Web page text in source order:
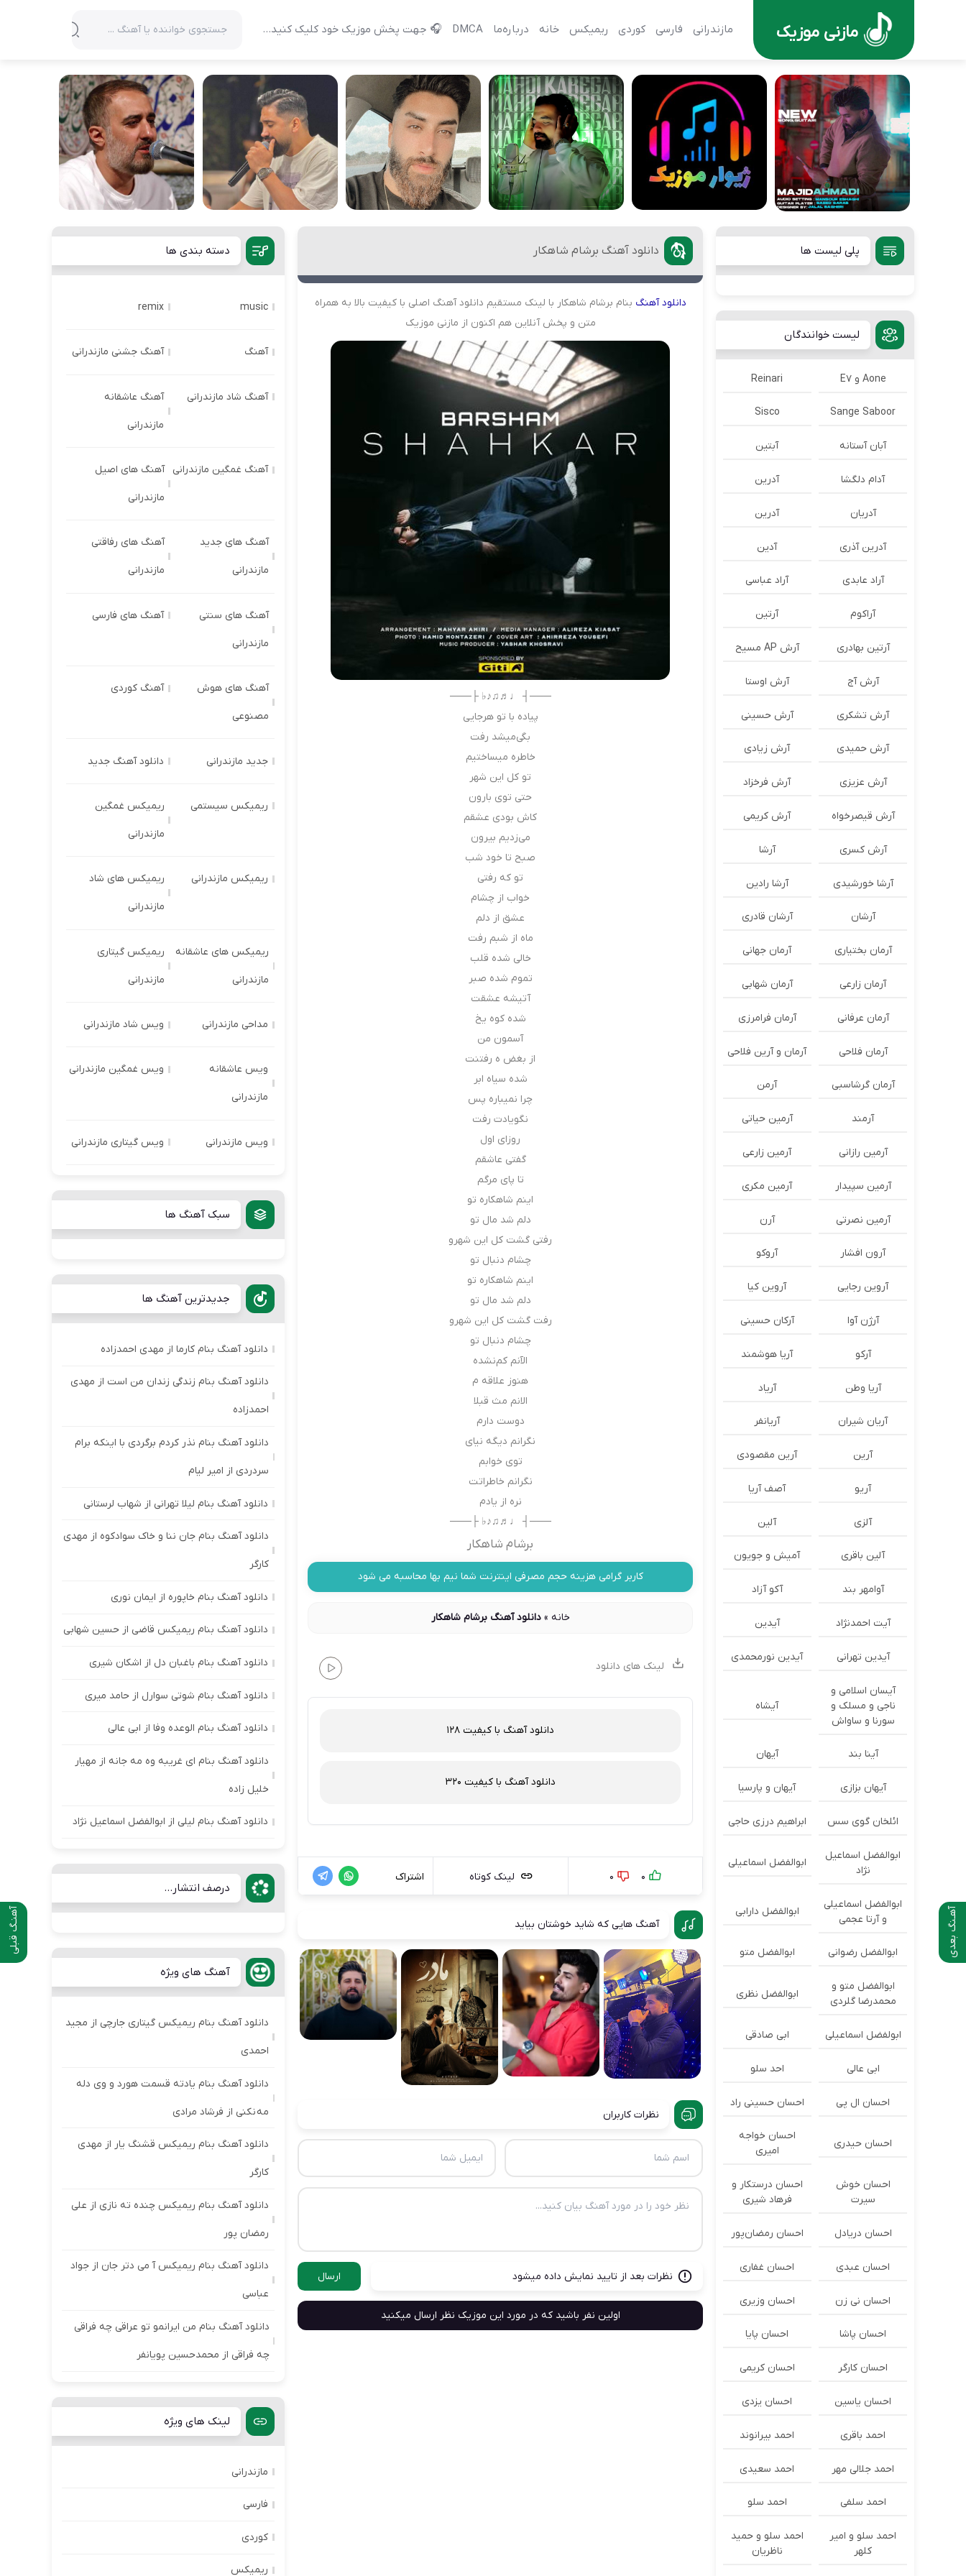
مازنی موزیک مازندرانی فارسی کوردی ریمیکس خانه درباره‌‌ما DMCA 🎧 جهت پخش موزیک خود کلیک کنید…
آهنـگ قبلی آهـنگ بعدی
دانلود آهنگ برشام شاهکار
دانلودآهنگ بنام برشام شاهکار با لینک مستقیم دانلود آهنگ اصلی با کیفیت بالا به همراه
متن و پخش آنلاین هم اکنون از مازنی موزیک
───┤ ♩♬♫♪♭ ├───
پیاده با تو هرجایی
بگی‌میشد رفت
خاطره ميساختيم
تو کل این شهر
حتی توی بارون
كاش بودى عشقم
می‌زدیم بیرون
صبح تا خود شب
تو که رفتی
خواب از چشام
عشق از دلم‌
ماه از شبم رفت
خالی شده قلب
تموم شده صبر
آتیشه عشقت
شده کوه یخ
آسمون من
از بغض ه رفتنت
شده سیاه ابر
چرا نمیباره پس
نگو‌یادت رفت
روزای اول
گفتی عاشقم
تا پای مرگم
اینم شاهکاره تو
دلم شد مال تو
رفتی گشت کل این شهرو
چشام دنبال تو
اینم شاهکاره تو
دلم شد مال تو
رفت گشت کل این شهرو
چشام دنبال تو
الآنم کم‌نشده
هنوز علاقه م
الانم مث قبلا
دوست دارم
نگرانم دیگه نیای
توی خوابم
نگرانم خاطراتت
نره از یادم
───┤ ♩♬♫♪♭ ├───
برشام شاهکار
کاربر گرامی هزینه حجم مصرفی اینترنت شما نیم بها محاسبه می شود
خانه »دانلود آهنگ برشام شاهکار
لینک های دانلود
دانلود آهنگ با کیفیت 128
دانلود آهنگ با کیفیت 320
0
0 لینک کوتاه اشتراک
آهنگ هایی که شاید خوشتان بیاید
نظرات کاربران
نظرات بعد از تایید نمایش داده میشود ارسال
اولین نفر باشید که در مورد این موزیک نظر ارسال میکنید
پلی لیست ها
لیست خوانندگان
Aone و E7 Reinari
Sange Saboor
Sisco
آبان آستانه آبتین
آدام دلگشا آدرين
آدریان آدرین
آدرین آذری آدین
آراد عابدی آراد عباسی
آراکوم آرتین
آرتین بهادری آرش AP مسیح
آرش آج آرش اوستا
آرش تشکری آرش حسینی
آرش حمیدی آرش زیادی
آرش عزیزی آرش فرخزاد
آرش قیصرخواه آرش کریمی
آرش کسری آرشا
آرشا خورشیدی آرشا رادین
آرشان آرشان قادری
آرمان بختیاری آرمان جهانی
آرمان زارعی آرمان شهابی
آرمان عرفانی آرمان فرامرزی
آرمان فلاحی آرمان و آرین فلاحی
آرمان گرشاسبی آرمن
آرمند آرمین حیاتی
آرمین رازانی آرمین زارعی
آرمین سپیدار آرمین مکری
آرمین نصرتی آرن
آرون افشار آروکو
آروین رجایی آروین کیا
آرژن آوا آرکان حسینی
آرکو آریا هوشمند
آریا وطن آریاد
آریان شیران آریانفر
آرین آرین مقصودی
آریو آصف آریا
آلزی آلین
آلین باقری آمیش و جویون
آوامهر بند آکو آزاد
آیت احمدنژاد آیدین
آیدین تهرانی آیدین نورمحمدی
آیسان اسلامی و
ناجی و مسلک و
سورنا و ساواش
آیشاه
آینا بند آیهان
آیهان بزازی آیهان و پارسیا
ائلخان گوی سس ابراهیم درزی حاجی
ابوالفضل اسماعیل
نژاد
ابوالفضل اسماعیلی
ابوالفضل اسماعیلی
و آرتا عجمی
ابوالفضل دارابی
ابوالفضل رضوانی ابوالفضل متو
ابوالفضل متو و
محمدرضا گلردی
ابوالفضل نظری
ابولفضل اسماعیلی ابی صادقی
ابی عالی احد سلو
احسان ال پی احسان حسینی راد
احسان حیدری
احسان خواجه
امیری
احسان خوش
سیرت
احسان درستكار و
فرهاد شيرى
احسان دریادل احسان رمضان‌پور
احسان عبدی احسان غفاری
احسان نی زن احسان وزیری
احسان پاشا احسان پایا
احسان کارگر احسان کریمی
احسان یاسین احسان یزدی
احمد باقری احمد بیرانوند
احمد جلالی مهر احمد سعیدی
احمد سلفی احمد سلو
احمد سلو و امیر
کلهر
احمد سلو و حمید
ناظریان
دسته بندی ها
music
remix
آهنگ آهنگ جشنی مازندرانی
آهنگ شاد مازندرانی آهنگ عاشقانه
مازندرانی
آهنگ غمگین مازندرانی آهنگ های اصیل
مازندرانی
آهنگ های جدید
مازندرانی
آهنگ های رفاقتی
مازندرانی
آهنگ های سنتی
مازندرانی
آهنگ های فارسی
آهنگ های هوش
مصنوعی
آهنگ کوردی
جدید مازندرانی دانلود آهنگ جدید
ریمیکس سیستمی ریمیکس غمگین
مازندرانی
ریمیکس مازندرانی ریمیکس های شاد
مازندرانی
ریمیکس های عاشقانه
مازندرانی
ریمیکس گیتاری
مازندرانی
مداحی مازندرانی ویس شاد مازندرانی
ویس عاشقانه
مازندرانی
ویس غمگین مازندرانی
ویس مازندرانی ویس گیتاری مازندرانی
سبک آهنگ ها
جدیدترین آهنگ ها
دانلود آهنگ بنام کارما از مهدی احمدزاده
دانلود آهنگ بنام زندگی زندان من است از مهدی
احمدزاده
دانلود آهنگ بنام نذر کردم برگردی با اینکه برام
سردردی از امیر لیام
دانلود آهنگ بنام لیلا تهرانی از شهاب لرستانی
دانلود آهنگ بنام جان ننا و خاک سوادکوه از مهدی
کارگر
دانلود آهنگ بنام خاپوره از ایمان نوری
دانلود آهنگ بنام ریمیکس قاضی از حسین شهابی
دانلود آهنگ بنام باغبان دل از اشکان شیری
دانلود آهنگ بنام شوتی سوارل از حامد میری
دانلود آهنگ بنام الوعده وفا از ابی عالی
دانلود آهنگ بنام ای غریبه وه مه جانه از مهیار
خلیل زاده
دانلود آهنگ بنام لیلی از ابوالفضل اسماعیل نژاد
درصف انتشار...
آهنگ های ویژه
دانلود آهنگ بنام ریمیکس گیتاری جارچی از مجید
احمدی
دانلود آهنگ بنام یادته قسمت هورد و وی دله
مه نکنی از فرشاد مرادی
دانلود آهنگ بنام ریمیکس قشنگ یار از مهدی
کارگر
دانلود آهنگ بنام ریمیکس چنده ته نازی از علی
رمضان پور
دانلود آهنگ بنام ریمیکس آ می دتر جان از جواد
عباسی
دانلود آهنگ بنام من ایرانمو تو عراقی چه فراقی
چه فراقی از محمدحسین پویانفر
لینک های ویژه
مازندرانی
فارسی
کوردی
ریمیکس